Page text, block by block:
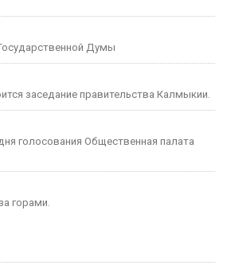
Думы
заседание правительства Калмыкии.
голосования Общественная палата
горами.